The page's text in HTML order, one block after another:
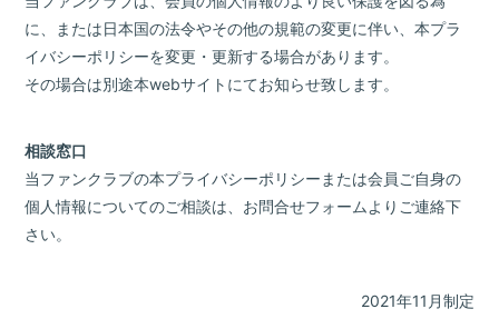
に、または日本国の法令やその他の規範の変更に伴い、本プラ
イバシーポリシーを変更・更新する場合があります。
その場合は別途本webサイトにてお知らせ致します。
相談窓口
当ファンクラブの本プライバシーポリシーまたは会員ご自身の
個人情報についてのご相談は、お問合せフォームよりご連絡下
さい。
2021年11月制定